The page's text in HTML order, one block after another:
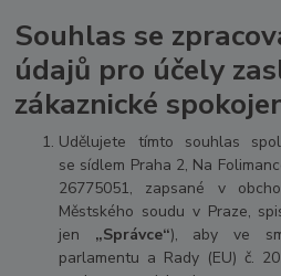
Souhlas se
údajů pro účely
zákaznické
Udělujete tímto souhlas
se sídlem Praha 2, Na
26775051, zapsané v
Městského soudu v Praze,
jen „Správce“), aby ve
parlamentu a Rady (EU) č.